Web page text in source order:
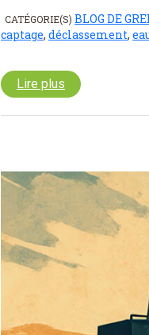
CATÉGORIE(S) BLOG DE
captage, déclassement,
Lire plus